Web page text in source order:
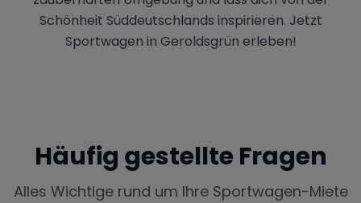
Schönheit Süddeutschlands inspirieren. Jetzt
Sportwagen in Geroldsgrün erleben!
Häufig gestellte Fragen
Alles Wichtige rund um Ihre Sportwagen-Miete